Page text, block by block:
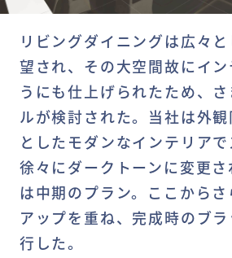
リビングダイニングは広々
望され、その大空間故にイ
うにも仕上げられたため、
ルが検討された。当社は外
としたモダンなインテリアで
徐々にダークトーンに変更さ
は中期のプラン。ここから
アップを重ね、完成時のブ
行した。